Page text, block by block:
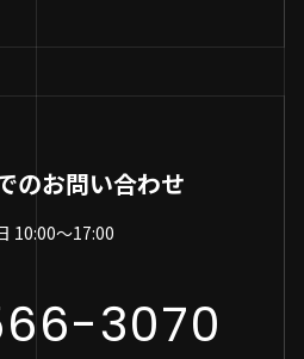
のお問い合わせ
10:00～17:00
3070